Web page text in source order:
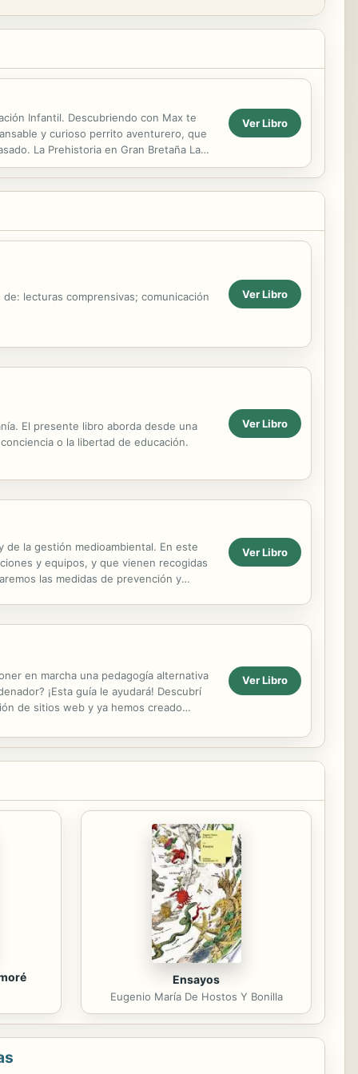
Infantil. Descubriendo con Max te
y curioso perrito aventurero, que
La Prehistoria en Gran Bretaña La
Ver Libro
lecturas comprensivas; comunicación Ver Libro
El presente libro aborda desde una
o la libertad de educación.
Ver Libro
la gestión medioambiental. En este
y equipos, y que vienen recogidas
las medidas de prevención y
Ver Libro
en marcha una pedagogía alternativa
¡Esta guía le ayudará! Descubrí
de sitios web y ya hemos creado
Ver Libro
Ensayos
Eugenio María De Hostos Y Bonilla